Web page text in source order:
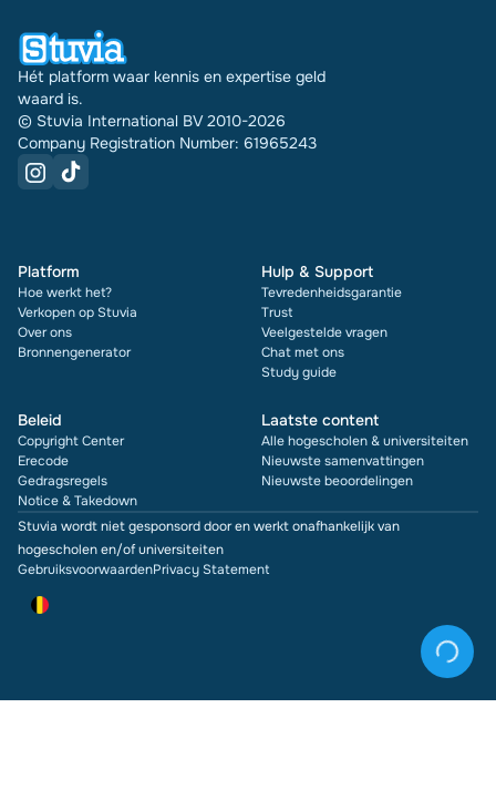
Hét platform waar kennis en expertise geld
waard is.
© Stuvia International BV 2010-2026
Company Registration Number: 61965243
Platform
Hoe werkt het?
Verkopen op Stuvia
Over ons
Bronnengenerator
Hulp & Support
Tevredenheidsgarantie
Trust
Veelgestelde vragen
Chat met ons
Study guide
Beleid
Copyright Center
Erecode
Gedragsregels
Notice & Takedown
Laatste content
Alle hogescholen & universiteiten
Nieuwste samenvattingen
Nieuwste beoordelingen
Stuvia wordt niet gesponsord door en werkt onafhankelijk van
hogescholen en/of universiteiten
GebruiksvoorwaardenPrivacy Statement